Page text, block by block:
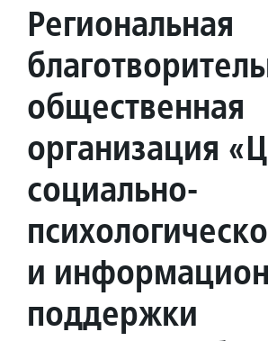
Региональная
общественная
организация
социально-
и
поддержки